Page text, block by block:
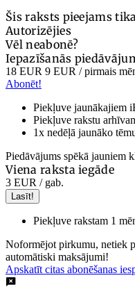
Šis raksts pieejams
Autorizējies
Vēl neabonē?
Iepazīšanās
18 EUR 9 EUR / pirmais
Abonēt!
Piekļuve jaunākajiem
Piekļuve rakstu
1x nedēļā jaunāko
Piedāvājums spēkā jauniem
Viena raksta iegāde
3 EUR / gab.
Lasīt!
Piekļuve rakstam 1
Noformējot pirkumu, netiek
automātiski maksājumi!
Apskatīt citas abonēšanas